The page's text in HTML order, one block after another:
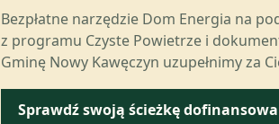
Bezpłatne narzędzie Dom Energia na
z programu Czyste Powietrze i
Gminę Nowy Kawęczyn uzupełnimy za
Sprawdź swoją ścieżkę